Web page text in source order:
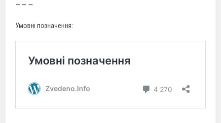
— — —
Умовні позначення: